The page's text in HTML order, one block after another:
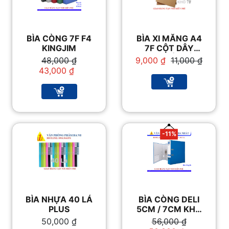
BÌA CÒNG 7F F4
KINGJIM
48,000₫
Giá
gốc
48,000 ₫.
43,000₫
Giá
hiện
là:
43,000 ₫.
BÌA XI MĂNG A4
7F CỘT DÂY
ĐỰNG TÀI LIỆU
11,000₫
Giá
là:
11,000 ₫.
9,000₫ Giá
tại
là:
BÌA NHỰA 40 LÁ
PLUS
50,000₫
-11%
BÌA CÒNG DELI
5CM / 7CM KHỔ
A4
56,000₫
Giá
Giá